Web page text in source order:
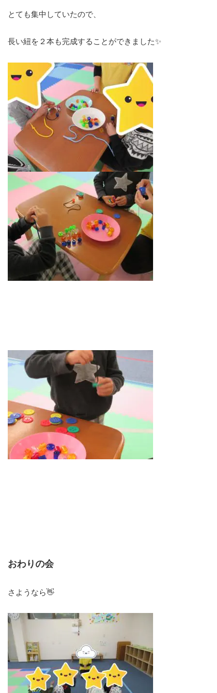
とても集中していたので、
長い紐を２本も完成することができました✨
おわりの会
さようなら👋